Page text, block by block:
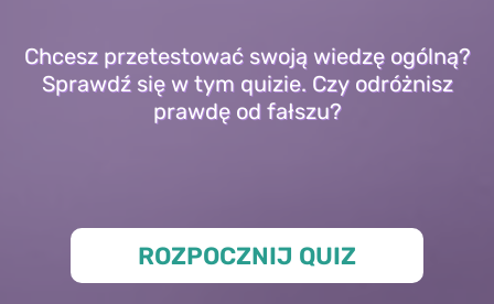
Chcesz przetestować swoją wiedzę ogólną?
Sprawdź się w tym quizie. Czy odróżnisz
prawdę od fałszu?
ROZPOCZNIJ QUIZ